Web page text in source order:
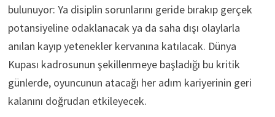
bulunuyor: Ya disiplin sorunlarını geride bırakıp gerçek
potansiyeline odaklanacak ya da saha dışı olaylarla
anılan kayıp yetenekler kervanına katılacak. Dünya
Kupası kadrosunun şekillenmeye başladığı bu kritik
günlerde, oyuncunun atacağı her adım kariyerinin geri
kalanını doğrudan etkileyecek.